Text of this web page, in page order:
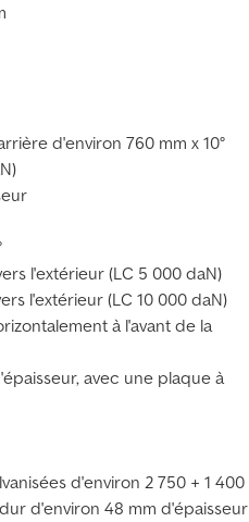
d'environ 760 mm x 10°
l'extérieur (LC 5 000 daN)
l'extérieur (LC 10 000 daN)
à l'avant de la
avec une plaque à
d'environ 2 750 + 1 400
d'environ 48 mm d'épaisseur